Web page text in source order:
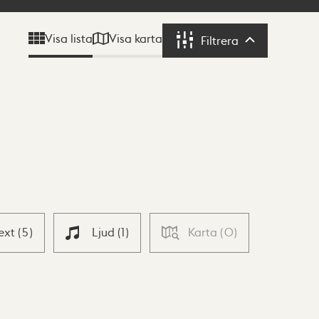
Visa lista Visa karta Filtrera Filtrera
(5) Ljud (1) Karta (0)